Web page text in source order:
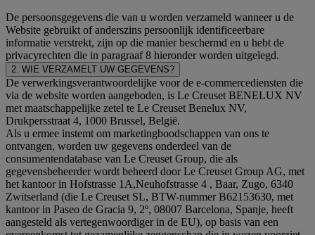
De persoonsgegevens die van u worden verzameld wanneer u de
Website gebruikt of anderszins persoonlijk identificeerbare
informatie verstrekt, zijn op die manier beschermd en u hebt de
privacyrechten die in paragraaf 8 hieronder worden uitgelegd.
2. WIE VERZAMELT UW GEGEVENS?
De verwerkingsverantwoordelijke voor de e-commercediensten die
via de website worden aangeboden, is Le Creuset BENELUX NV
met maatschappelijke zetel te Le Creuset Benelux NV,
Drukpersstraat 4, 1000 Brussel, België.
Als u ermee instemt om marketingboodschappen van ons te
ontvangen, worden uw gegevens onderdeel van de
consumentendatabase van Le Creuset Group, die als
gegevensbeheerder wordt beheerd door Le Creuset Group AG, met
het kantoor in Hofstrasse 1A,Neuhofstrasse 4 , Baar, Zugo, 6340
Zwitserland (die Le Creuset SL, BTW-nummer B62153630, met
kantoor in Paseo de Gracia 9, 2º, 08007 Barcelona, Spanje, heeft
aangesteld als vertegenwoordiger in de EU), op basis van een